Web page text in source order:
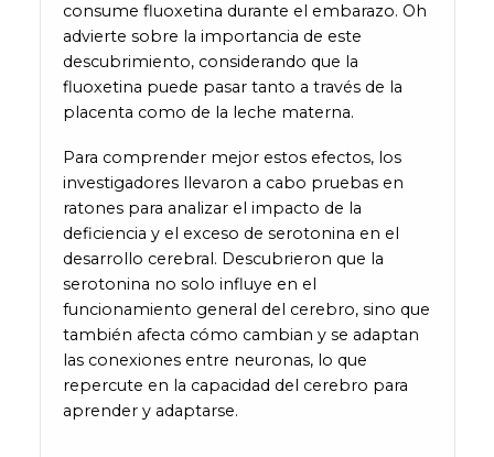
consume fluoxetina durante el embarazo. Oh
advierte sobre la importancia de este
descubrimiento, considerando que la
fluoxetina puede pasar tanto a través de la
placenta como de la leche materna.
Para comprender mejor estos efectos, los
investigadores llevaron a cabo pruebas en
ratones para analizar el impacto de la
deficiencia y el exceso de serotonina en el
desarrollo cerebral. Descubrieron que la
serotonina no solo influye en el
funcionamiento general del cerebro, sino que
también afecta cómo cambian y se adaptan
las conexiones entre neuronas, lo que
repercute en la capacidad del cerebro para
aprender y adaptarse.